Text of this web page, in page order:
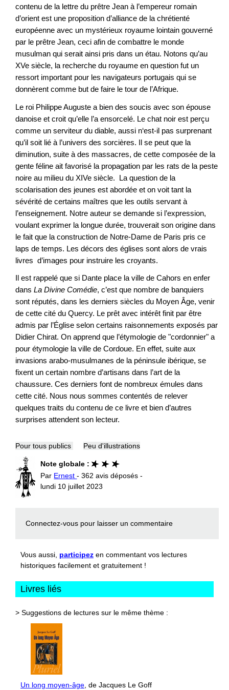
contenu de la lettre du prêtre Jean à l’empereur romain
d’orient est une proposition d’alliance de la chrétienté
européenne avec un mystérieux royaume lointain gouverné
par le prêtre Jean, ceci afin de combattre le monde
musulman qui serait ainsi pris dans un étau. Notons qu’au
XVe siècle, la recherche du royaume en question fut un
ressort important pour les navigateurs portugais qui se
donnèrent comme but de faire le tour de l’Afrique.
Le roi Philippe Auguste a bien des soucis avec son épouse
danoise et croit qu’elle l’a ensorcelé. Le chat noir est perçu
comme un serviteur du diable, aussi n‘est-il pas surprenant
qu’il soit lié à l’univers des sorcières. Il se peut que la
diminution, suite à des massacres, de cette composée de la
gente féline ait favorisé la propagation par les rats de la peste
noire au milieu du XIVe siècle. La question de la
scolarisation des jeunes est abordée et on voit tant la
sévérité de certains maîtres que les outils servant à
l’enseignement. Notre auteur se demande si l’expression,
voulant exprimer la longue durée, trouverait son origine dans
le fait que la construction de Notre-Dame de Paris pris ce
laps de temps. Les décors des églises sont alors de vrais
livres d’images pour instruire les croyants.
Il est rappelé que si Dante place la ville de Cahors en enfer
dans La Divine Comédie, c’est que nombre de banquiers
sont réputés, dans les derniers siècles du Moyen Âge, venir
de cette cité du Quercy. Le prêt avec intérêt finit par être
admis par l’Église selon certains raisonnements exposés par
Didier Chirat. On apprend que l’étymologie de "cordonnier" a
pour étymologie la ville de Cordoue. En effet, suite aux
invasions arabo-musulmanes de la péninsule ibérique, se
fixent un certain nombre d’artisans dans l’art de la
chaussure. Ces derniers font de nombreux émules dans
cette cité. Nous nous sommes contentés de relever
quelques traits du contenu de ce livre et bien d’autres
surprises attendent son lecteur.
Pour tous publics Peu d'illustrations
Note globale :
Par Ernest- 362 avis déposés -
lundi 10 juillet 2023
Connectez-vous pour laisser un commentaire
Vous aussi, participez en commentant vos lectures
historiques facilement et gratuitement !
Livres liés
> Suggestions de lectures sur le même thème :
Un long moyen-âge, de Jacques Le Goff